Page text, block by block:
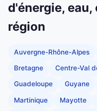
d'énergie,
région
Auvergne-Rhône-Alpes
Bretagne Centre-Val
Guadeloupe Guyane
Martinique Mayotte